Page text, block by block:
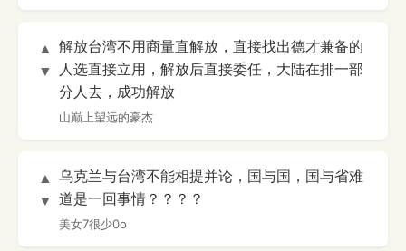
▲
▼
解放台湾不用商量直解放，直接找出德才兼备的
人选直接立用，解放后直接委任，大陆在排一部
分人去，成功解放
山巅上望远的豪杰
▲
▼
乌克兰与台湾不能相提并论，国与国，国与省难
道是一回事情？？？？
美女7很少0o